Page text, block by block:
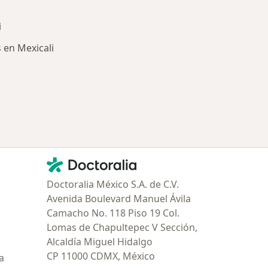
Mexicali
Contacto
Doctoralia - Página de inicio
Doctoralia México S.A. de C.V.
Avenida Boulevard Manuel Ávila
Camacho No. 118 Piso 19 Col.
Lomas de Chapultepec V Sección,
Alcaldía Miguel Hidalgo
CP 11000 CDMX, México